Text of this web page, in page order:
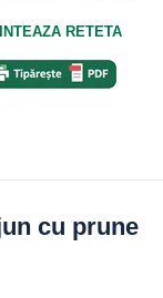
RETETA
cu prune